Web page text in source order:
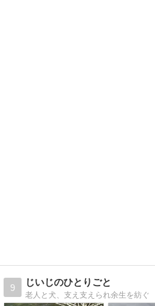
9
じいじのひとりごと
老人と犬、支え支えられ余生を紡ぐ